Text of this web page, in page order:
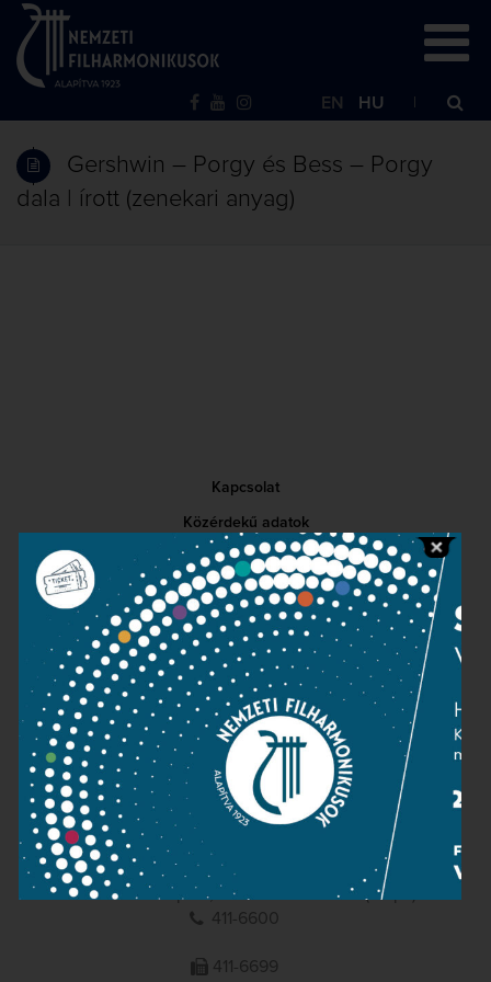
EN HU
Gershwin – Porgy és Bess – Porgy
dala | írott (zenekari anyag)
Kapcsolat
Közérdekű adatok
Sajtószoba
Adatvédelem
Impresszum
NEMZETI
FILHARMONIKUSOK
1095 Budapest, Komor Marcell u. 1. (Müpa)
411-6600
411-6699